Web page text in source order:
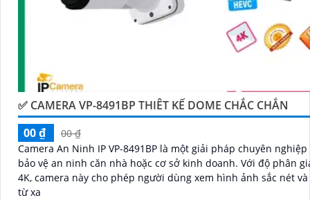
✅ CAMERA VP-8491BP THIÊT KẾ DOME CHẮC CHẮN
00 ₫
00 ₫
Camera An Ninh IP VP-8491BP là một giải pháp chuyên nghiệp
bảo vệ an ninh căn nhà hoặc cơ sở kinh doanh. Với độ phân giải cao
4K, camera này cho phép người dùng xem hình ảnh sắc nét
từ xa